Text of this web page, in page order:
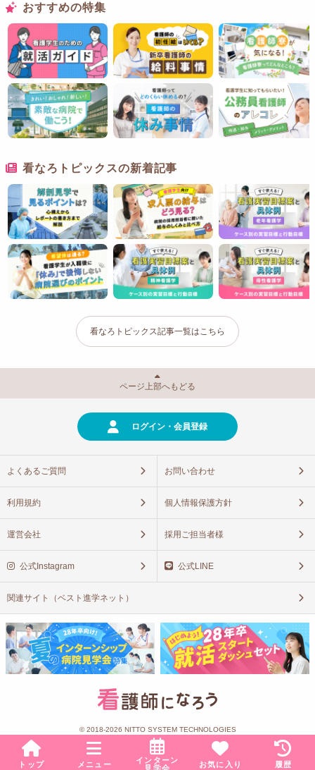
トップ メニュー
インターン
見学会
お気に入り 履歴
おすすめの特集
看なろトピックスの新着記事
看なろトピックス記事一覧はこちら
ページ上部へもどる
ログイン・会員登録
よくあるご質問 お問い合わせ
利用規約 個人情報保護方針
運営会社 採用ご担当者様
公式Instagram 公式LINE
関連サイト（ベスト進学ネット）
© 2018-2026 NITTO SYSTEM TECHNOLOGIES